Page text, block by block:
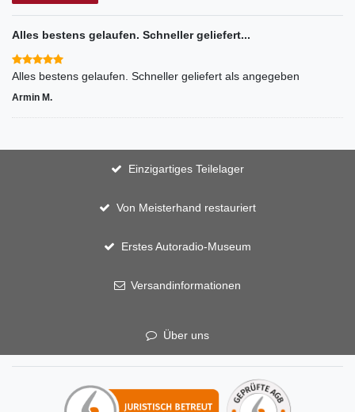
Alles bestens gelaufen. Schneller geliefert...
Alles bestens gelaufen. Schneller geliefert als angegeben
Armin M.
Einzigartiges Teilelager
Von Meisterhand restauriert
Erstes Autoradio-Museum
Versandinformationen
Über uns